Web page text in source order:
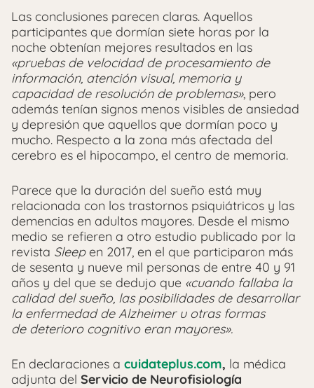
Las conclusiones parecen claras. Aquellos
participantes que dormían siete horas por la
noche obtenían mejores resultados en las
«pruebas de velocidad de procesamiento de
información, atención visual, memoria y
capacidad de resolución de problemas», pero
además tenían signos menos visibles de ansiedad
y depresión que aquellos que dormían poco y
mucho. Respecto a la zona más afectada del
cerebro es el hipocampo, el centro de memoria.
Parece que la duración del sueño está muy
relacionada con los trastornos psiquiátricos y las
demencias en adultos mayores. Desde el mismo
medio se refieren a otro estudio publicado por la
revista Sleepen 2017, en el que participaron más
de sesenta y nueve mil personas de entre 40 y 91
años y del que se dedujo que «cuando fallaba la
calidad del sueño, las posibilidades de desarrollar
la enfermedad de Alzheimer u otras formas
de deterioro cognitivo eran mayores».
En declaraciones a cuidateplus.com, la médica
adjunta del Servicio de Neurofisiología